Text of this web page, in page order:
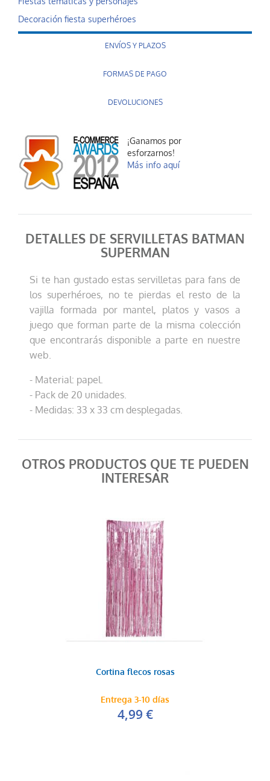
Decoración fiesta superhéroes
ENVÍOS Y PLAZOS
FORMAS DE PAGO
DEVOLUCIONES
¡Ganamos por
esforzarnos!
Más info aquí
DETALLES DE SERVILLETAS BATMAN
SUPERMAN
Si te han gustado estas servilletas para fans de
los superhéroes, no te pierdas el resto de la
vajilla formada por mantel, platos y vasos a
juego que forman parte de la misma colección
que encontrarás disponible a parte en nuestre
web.
- Material: papel.
- Pack de 20 unidades.
- Medidas: 33 x 33 cm desplegadas.
OTROS PRODUCTOS QUE TE PUEDEN
INTERESAR
Cortina flecos rosas
Entrega 3-10 días
4,99 €